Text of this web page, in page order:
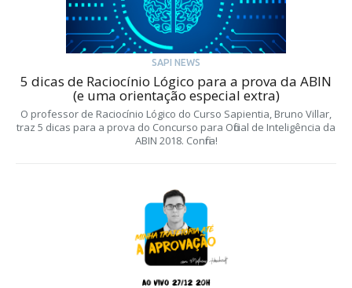
SAPI NEWS
5 dicas de Raciocínio Lógico para a prova da ABIN
(e uma orientação especial extra)
O professor de Raciocínio Lógico do Curso Sapientia, Bruno Villar,
traz 5 dicas para a prova do Concurso para Oficial de Inteligência da
ABIN 2018. Confira!